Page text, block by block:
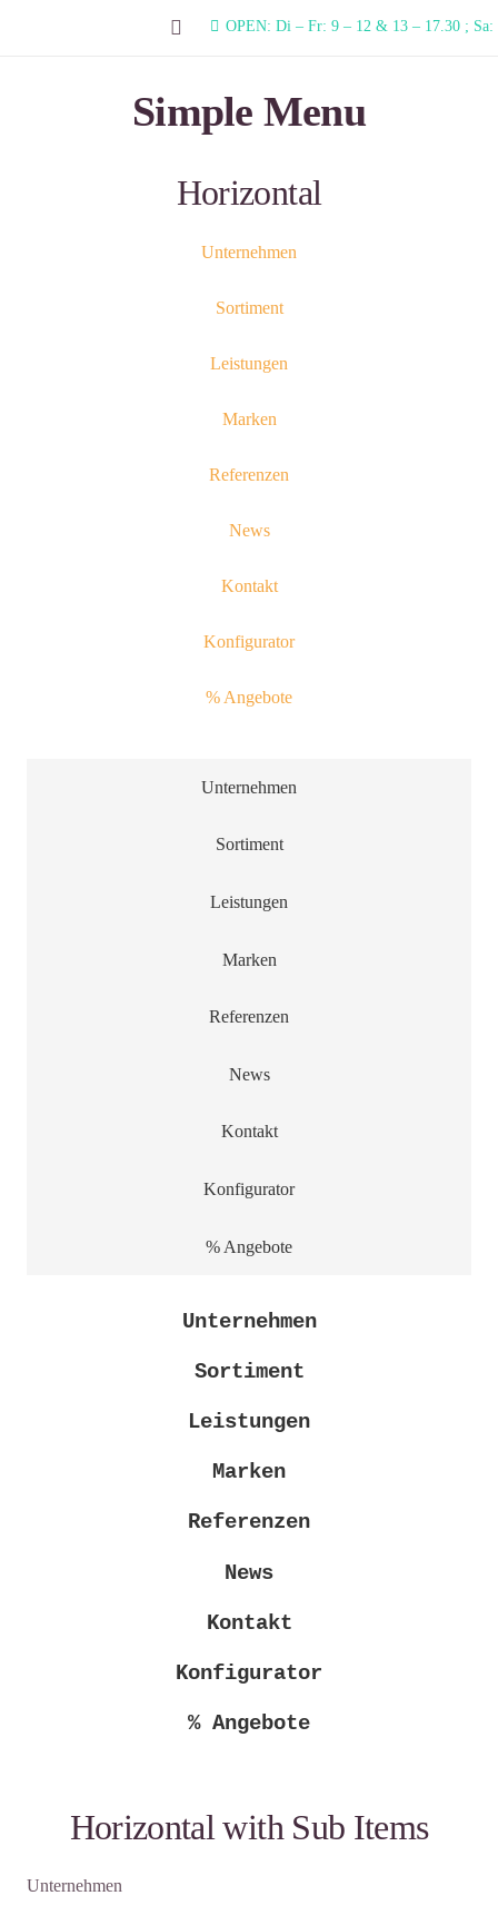
OPEN: Di – Fr: 9 – 12 & 13 – 17.30 ; Sa:
Simple Menu
Horizontal
Unternehmen
Sortiment
Leistungen
Marken
Referenzen
News
Kontakt
Konfigurator
% Angebote
Unternehmen
Sortiment
Leistungen
Marken
Referenzen
News
Kontakt
Konfigurator
% Angebote
Unternehmen
Sortiment
Leistungen
Marken
Referenzen
News
Kontakt
Konfigurator
% Angebote
Horizontal with Sub Items
Unternehmen